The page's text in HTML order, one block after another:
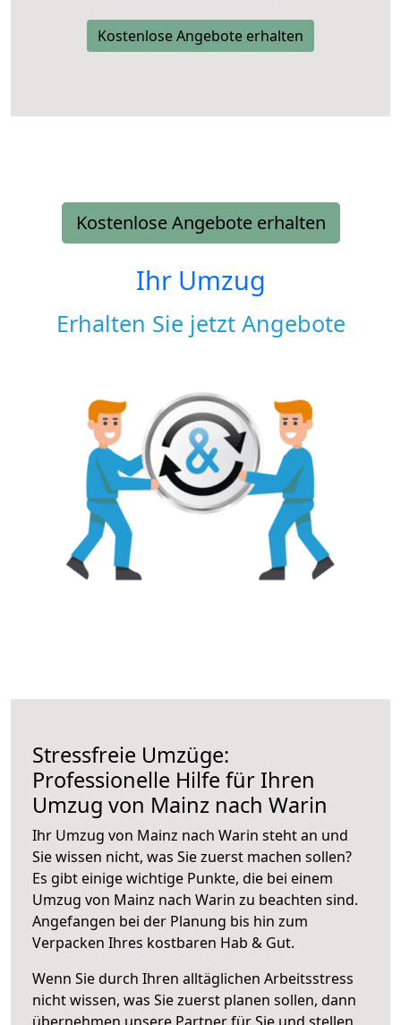
Kostenlose Angebote erhalten
Kostenlose Angebote erhalten
Ihr Umzug
Erhalten Sie jetzt Angebote
Stressfreie Umzüge:
Professionelle Hilfe für Ihren
Umzug von Mainz nach Warin
Ihr Umzug von Mainz nach Warin steht an und
Sie wissen nicht, was Sie zuerst machen sollen?
Es gibt einige wichtige Punkte, die bei einem
Umzug von Mainz nach Warin zu beachten sind.
Angefangen bei der Planung bis hin zum
Verpacken Ihres kostbaren Hab & Gut.
Wenn Sie durch Ihren alltäglichen Arbeitsstress
nicht wissen, was Sie zuerst planen sollen, dann